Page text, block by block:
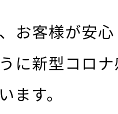
お客様が安
に新型コロ
ます。